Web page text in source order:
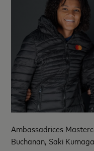
Ambassadrices
Buchanan, Saki